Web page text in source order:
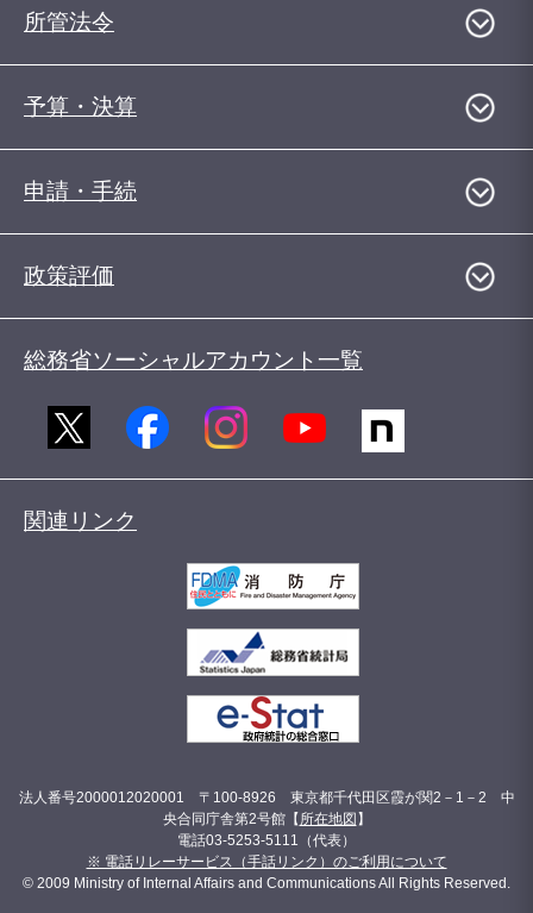
所管法令
予算・決算
申請・手続
政策評価
総務省ソーシャルアカウント一覧
関連リンク
法人番号2000012020001 〒100-8926 東京都千代田区霞が関2－1－2 中
央合同庁舎第2号館【 所在地図 】
電話03-5253-5111（代表）
※ 電話リレーサービス（手話リンク）のご利用について
© 2009 Ministry of Internal Affairs and Communications All Rights Reserved.